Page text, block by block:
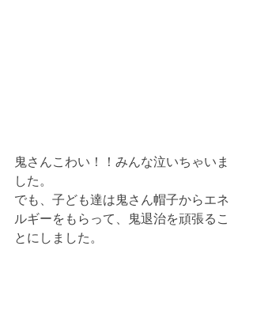
鬼さんこわい！！みんな泣いちゃいま
した。
でも、子ども達は鬼さん帽子からエネ
ルギーをもらって、鬼退治を頑張るこ
とにしました。